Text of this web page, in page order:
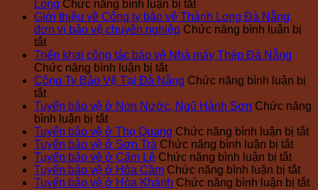
Long Chức năng bình luận bị tắtở
Dịch
vụ
vệ
Khách
Công
Bảo
vệ
Thành
Long
Giới thiệu về Công ty bảo vệ Thành Long Đà Nẵng,
đơn vị bảo vệ chuyên nghiệp Chức năng bình luận bị
tắtở
Giới
thiệu
về
Công
ty
bảo
vệ
Thành
Long
Đà
Nẵng,
Triển khai công tác bảo vệ Nhà máy Thép Đà Nẵng
Chức năng bình luận bị tắtở
Triển
công
bảo
vệ
Nhà
máy
Thép
Công Ty Bảo Vệ Tại Đà Nẵng Chức năng bình luận bị
tắtở
Công
Ty
Bảo
Vệ
Tại
Đà
Nẵng
Tuyển bảo vệ ở Non Nước, Ngũ Hành Sơn Chức năng
bình luận bị tắtở
Tuyển
bảo
vệ
ở
Non
Tuyển bảo vệ ở Thọ Quang Chức năng bình luận bị tắtở
ở
Tuyển bảo vệ ở Sơn Trà Chức năng bình luận bị tắtở
bảo
vệ
Tuyển bảo vệ ở Cẩm Lệ Chức năng bình luận bị tắtở
bảo
Tuyển bảo vệ ở Hòa Cầm Chức năng bình luận bị tắtở
Tuyển bảo vệ ở Hòa Khánh Chức năng bình luận bị tắtở